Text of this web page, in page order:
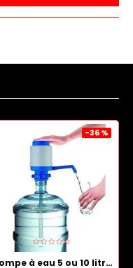
-36 %
Pompe à eau 5 ou 10 litres - Bleu Blanc